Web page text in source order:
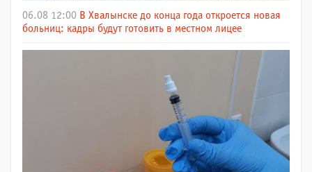
06.08 12:00 В Хвалынске до конца года откроется новая
больниц: кадры будут готовить в местном лицее